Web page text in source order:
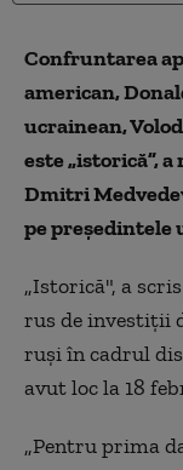
Confruntarea
american,
ucrainean,
este „istorică”,
Dmitri
pe președintele
„Istorică", a
rus de investiţii
ruşi în cadrul
avut loc la 18
„Pentru prima